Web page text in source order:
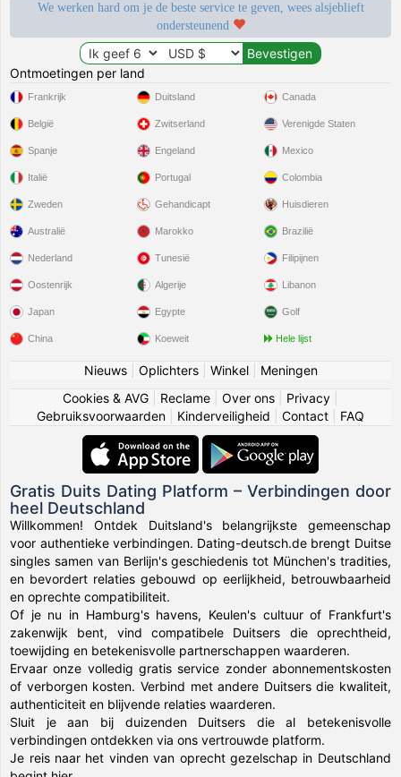
We werken hard om je de beste service te geven, wees alsjeblieft
ondersteunend
Ontmoetingen per land
Frankrijk
België
Spanje
Italië
Zweden
Duitsland
Zwitserland
Engeland
Portugal
Gehandicapt
Canada
Verenigde Staten
Mexico
Colombia
Huisdieren
Australië
Nederland
Oostenrijk
Japan
China
Marokko
Tunesië
Algerije
Egypte
Koeweit
Brazilië
Filipijnen
Libanon
Golf
Hele lijst
Nieuws| Oplichters| Winkel| Meningen
Cookies & AVG
Reclame Over ons Privacy
Gebruiksvoorwaarden
Kinderveiligheid Contact FAQ
Gratis Duits Dating Platform – Verbindingen door
heel Deutschland
Willkommen! Ontdek Duitsland's belangrijkste gemeenschap
voor authentieke verbindingen. Dating-deutsch.de brengt Duitse
singles samen van Berlijn's geschiedenis tot München's tradities,
en bevordert relaties gebouwd op eerlijkheid, betrouwbaarheid
en oprechte compatibiliteit.
Of je nu in Hamburg's havens, Keulen's cultuur of Frankfurt's
zakenwijk bent, vind compatibele Duitsers die oprechtheid,
toewijding en betekenisvolle partnerschappen waarderen.
Ervaar onze volledig gratis service zonder abonnementskosten
of verborgen kosten. Verbind met andere Duitsers die kwaliteit,
authenticiteit en blijvende relaties waarderen.
Sluit je aan bij duizenden Duitsers die al betekenisvolle
verbindingen ontdekken via ons vertrouwde platform.
Je reis naar het vinden van oprecht gezelschap in Deutschland